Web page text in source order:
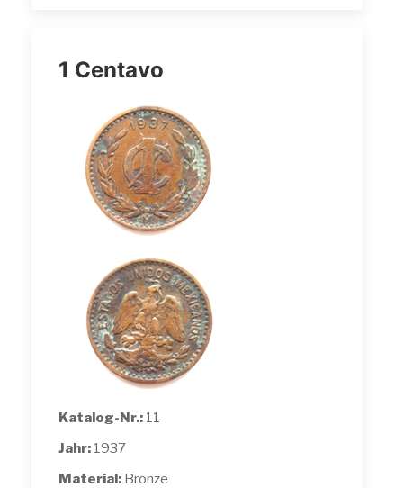
1 Centavo
Katalog-Nr.: 11
Jahr: 1937
Material: Bronze